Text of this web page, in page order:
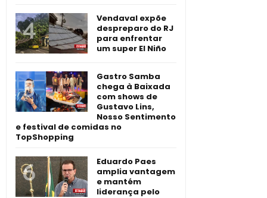
Vendaval expõe
despreparo do RJ
para enfrentar
um super El Niño
Gastro Samba
chega à Baixada
com shows de
Gustavo Lins,
Nosso Sentimento
e festival de comidas no
TopShopping
Eduardo Paes
amplia vantagem
e mantém
liderança pelo